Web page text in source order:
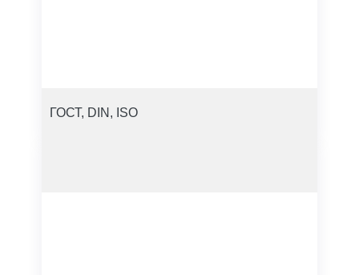
ГОСТ, DIN, ISO